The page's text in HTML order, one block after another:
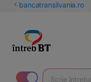
latineștibancatransilvania.ro